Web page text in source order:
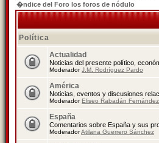
�ndice del Foro los foros de nódulo
Política
Actualidad
Noticias del presente político,
ModeradorJ.M. Rodríguez Pardo
América
Noticias, eventos y discusiones
ModeradorEliseo Rabadán Fernández
España
Comentarios sobre España y sus
ModeradorAtilana Guerrero Sánchez